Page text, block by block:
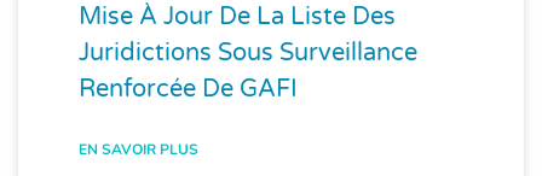
Mise À Jour De La Liste Des
Juridictions Sous Surveillance
Renforcée De GAFI
EN SAVOIR PLUS